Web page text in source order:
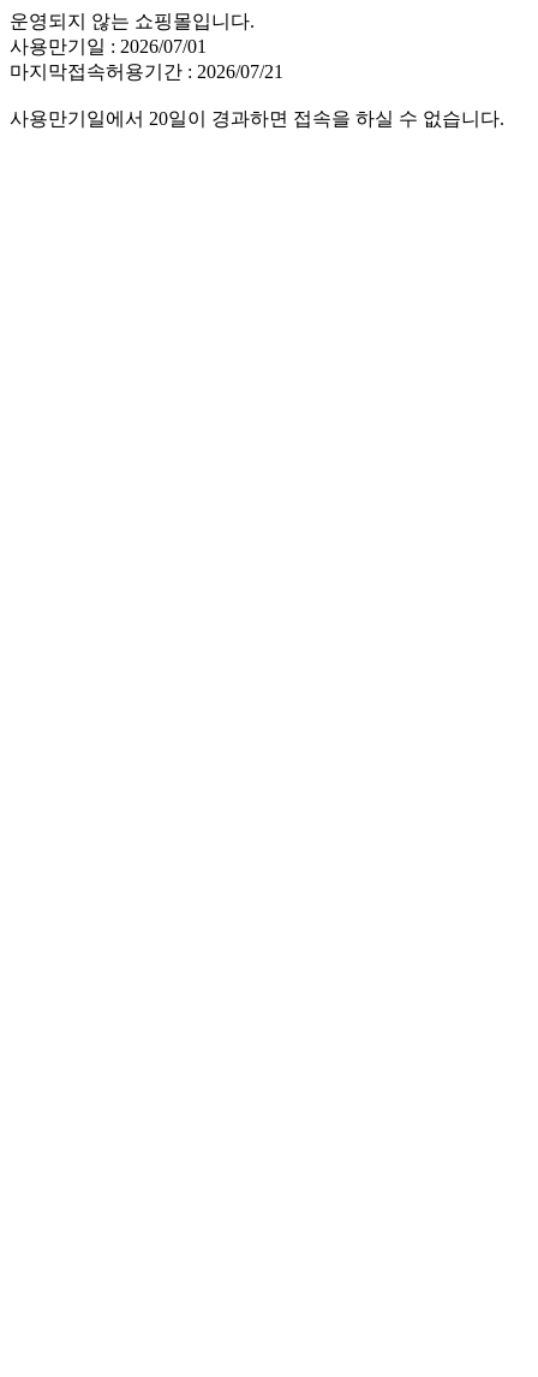
운영되지 않는 쇼핑몰입니다.
사용만기일 : 2026/07/01
마지막접속허용기간 : 2026/07/21
사용만기일에서 20일이 경과하면 접속을 하실 수 없습니다.